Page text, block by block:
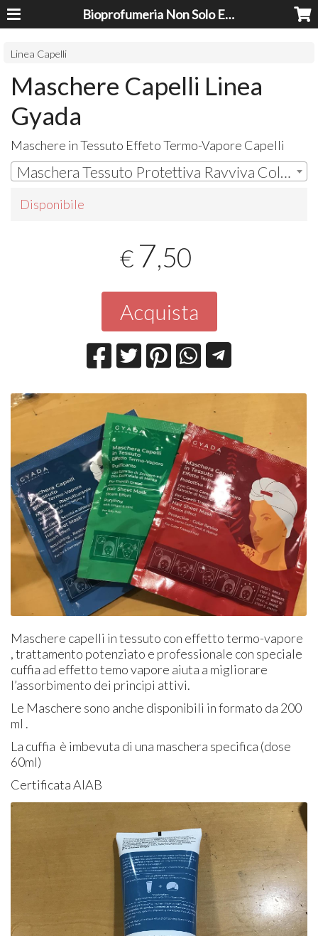
Bioprofumeria Non Solo Essenze
Linea Capelli
Maschere Capelli Linea
Gyada
Maschere in Tessuto Effeto Termo-Vapore Capelli
Maschera Tessuto Protettiva Ravviva Colore | € 7,50
Disponibile
€ 7,50
Acquista
Maschere capelli in tessuto con effetto termo-vapore
, trattamento potenziato e professionale con speciale
cuffia ad effetto temo vapore aiuta a migliorare
l’assorbimento dei principi attivi.
Le Maschere sono anche disponibili in formato da 200
ml .
La cuffia è imbevuta di una maschera specifica (dose
60ml)
Certificata AIAB